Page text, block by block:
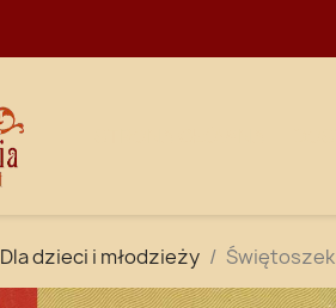
Dla dzieci i młodzieży Świętoszek